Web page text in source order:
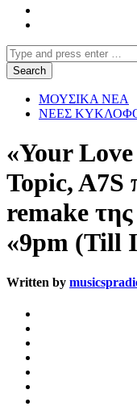
ΜΟΥΣΙΚΑ ΝΕΑ
ΝΕΕΣ
«Your
Topic, A7S
remake της
«9pm (Till
Written by